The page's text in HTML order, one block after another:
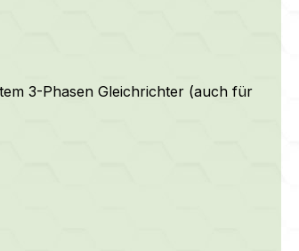
3-Phasen Gleichrichter (auch für